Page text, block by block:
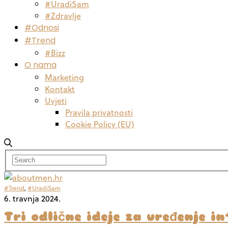
#UradiSam
#Zdravlje
#Odnosi
#Trend
#Bizz
O nama
Marketing
Kontakt
Uvjeti
Pravila privatnosti
Cookie Policy (EU)
#Trend,#UradiSam
6. travnja 2024.
Tri odlične ideje za uređenje